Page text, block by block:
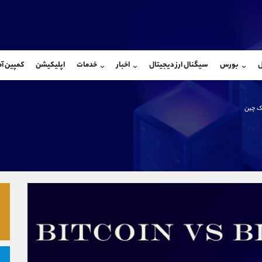
بورس سیگنال ارز دیجیتال اخبار خدمات اپلیکیشن کمپین
‌چین
شروع گفتگو
118